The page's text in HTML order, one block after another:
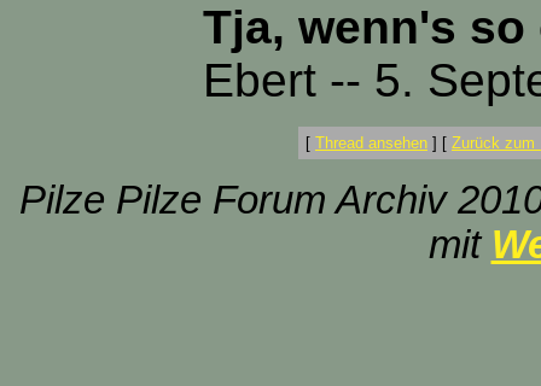
Tja, wenn's so
Ebert -- 5.
[ Thread ansehen ] [ Zurück zum
Pilze Pilze Forum Archiv
mit